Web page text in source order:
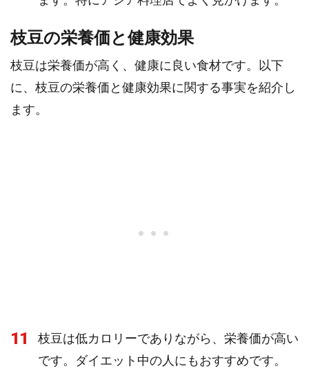
枝豆の栄養価と健康効果
枝豆は栄養価が高く、健康に良い食材です。以下
に、枝豆の栄養価と健康効果に関する事実を紹介し
ます。
11
枝豆は低カロリーでありながら、栄養価が高い
です。ダイエット中の人にもおすすめです。